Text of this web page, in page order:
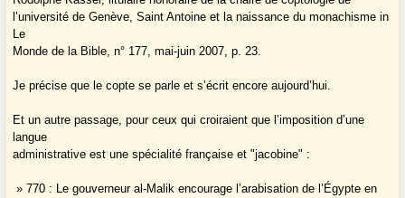
l’université de Genève, Saint Antoine et la naissance du monachisme in
Le
Monde de la Bible, n° 177, mai-juin 2007, p. 23.
Je précise que le copte se parle et s’écrit encore aujourd’hui.
Et un autre passage, pour ceux qui croiraient que l’imposition d’une
langue
administrative est une spécialité française et "jacobine" :
» 770 : Le gouverneur al-Malik encourage l’arabisation de l’Égypte en